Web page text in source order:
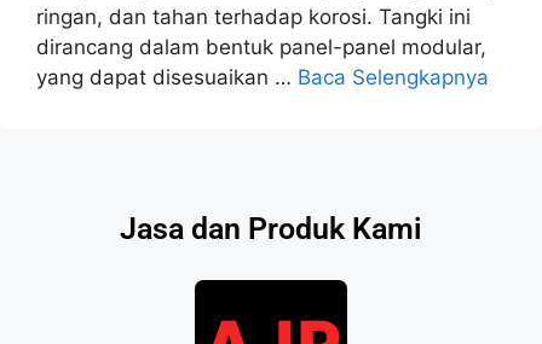
ringan, dan tahan terhadap korosi. Tangki ini
dirancang dalam bentuk panel-panel modular,
yang dapat disesuaikan … Baca Selengkapnya
Jasa dan Produk Kami